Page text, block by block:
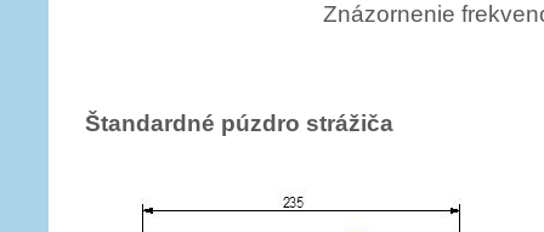
Znázornenie
Štandardné púzdro strážiča